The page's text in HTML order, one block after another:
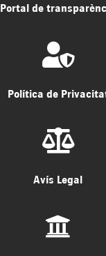
Portal de

Política de

Avís Legal
